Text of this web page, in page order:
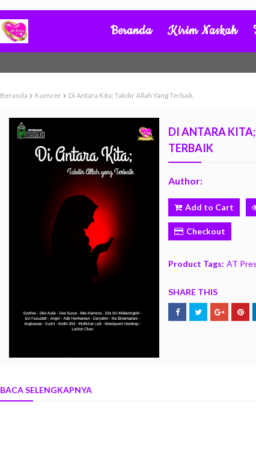
Beranda Kirim Naskah
Beranda Kumcer Di Antara Kita; Takdir Allah Yang Terbaik
DI ANTARA
TERBAIK
Author:
Add to Cart
Checkout
Product Tags: AT
SHARE THIS
BACA SELENGKAPNYA